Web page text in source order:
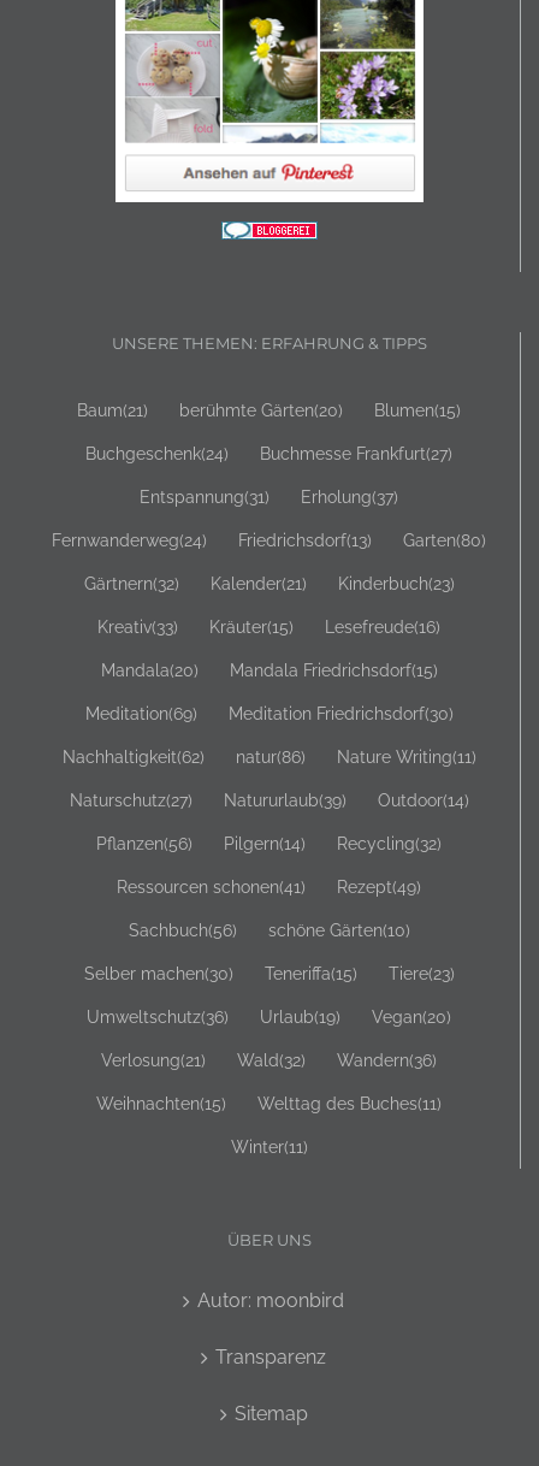
UNSERE THEMEN: ERFAHRUNG & TIPPS
Baum(21) berühmte Gärten(20) Blumen(15)
Buchgeschenk(24) Buchmesse Frankfurt(27)
Entspannung(31) Erholung(37)
Fernwanderweg(24) Friedrichsdorf(13) Garten(80)
Gärtnern(32) Kalender(21) Kinderbuch(23)
Kreativ(33) Kräuter(15) Lesefreude(16)
Mandala(20) Mandala Friedrichsdorf(15)
Meditation(69) Meditation Friedrichsdorf(30)
Nachhaltigkeit(62) natur(86) Nature Writing(11)
Naturschutz(27) Natururlaub(39) Outdoor(14)
Pflanzen(56) Pilgern(14) Recycling(32)
Ressourcen schonen(41) Rezept(49)
Sachbuch(56) schöne Gärten(10)
Selber machen(30) Teneriffa(15) Tiere(23)
Umweltschutz(36) Urlaub(19) Vegan(20)
Verlosung(21) Wald(32) Wandern(36)
Weihnachten(15) Welttag des Buches(11)
Winter(11)
ÜBER UNS
Autor: moonbird
Transparenz
Sitemap